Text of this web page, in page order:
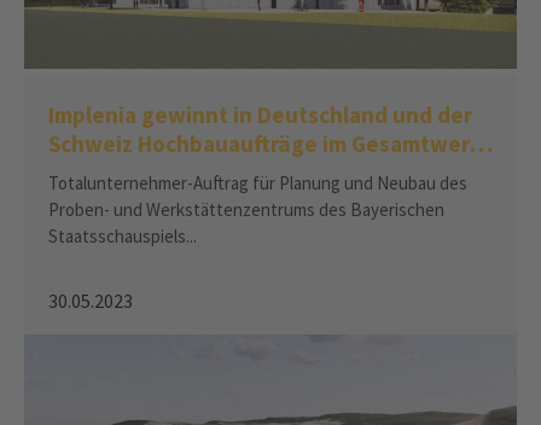
Implenia gewinnt in Deutschland und der
Schweiz Hochbauaufträge im Gesamtwert
von mehr als CHF 170 Mio.
Totalunternehmer-Auftrag für Planung und Neubau des
Proben- und Werkstättenzentrums des Bayerischen
Staatsschauspiels...
30.05.2023